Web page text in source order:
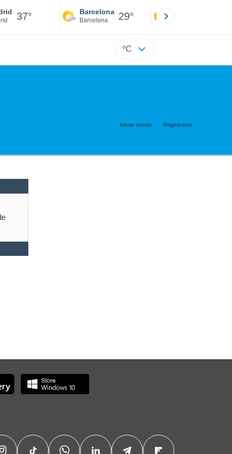
37° Barcelona
Barcelona 29°
ºC
Iniciar sesión Registrarse